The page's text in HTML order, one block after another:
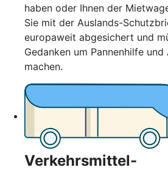
haben oder Ihnen der
Sie mit der Auslands-
europaweit abgesichert und
Gedanken um Pannenhilfe
machen.
Verkehrsmittel-